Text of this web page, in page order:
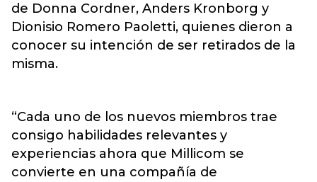
de Donna Cordner, Anders Kronborg y
Dionisio Romero Paoletti, quienes dieron a
conocer su intención de ser retirados de la
misma.
“Cada uno de los nuevos miembros trae
consigo habilidades relevantes y
experiencias ahora que Millicom se
convierte en una compañía de